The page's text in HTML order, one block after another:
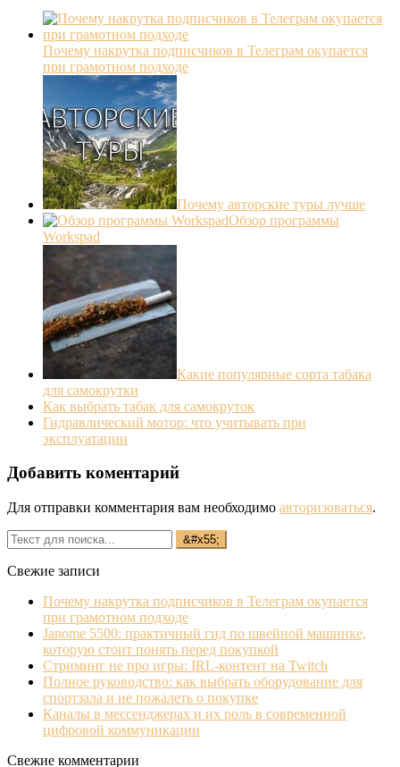
Почему накрутка подписчиков в Телеграм окупается
при грамотном подходе
Почему авторские туры лучше
Обзор программы
Workspad
Какие популярные сорта табака
для самокрутки
Как выбрать табак для самокруток
Гидравлический мотор: что учитывать при
эксплуатации
Добавить коментарий
Для отправки комментария вам необходимо авторизоваться.
Свежие записи
Почему накрутка подписчиков в Телеграм окупается
при грамотном подходе
Janome 5500: практичный гид по швейной машинке,
которую стоит понять перед покупкой
Стриминг не про игры: IRL‐контент на Twitch
Полное руководство: как выбрать оборудование для
спортзала и не пожалеть о покупке
Каналы в мессенджерах и их роль в современной
цифровой коммуникации
Свежие комментарии